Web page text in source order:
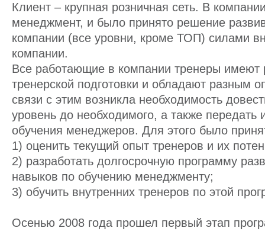
Клиент – крупная розничная сеть. В
менеджмент, и было принято решение
компании (все уровни, кроме ТОП) силами
компании.
Все работающие в компании тренеры имеют
тренерской подготовки и обладают разным
связи с этим возникла необходимость
уровень до необходимого, а также передать
обучения менеджеров. Для этого было
1) оценить текущий опыт тренеров и их
2) разработать долгосрочную программу
навыков по обучению менеджменту;
3) обучить внутренних тренеров по этой
Осенью 2008 года прошел первый этап